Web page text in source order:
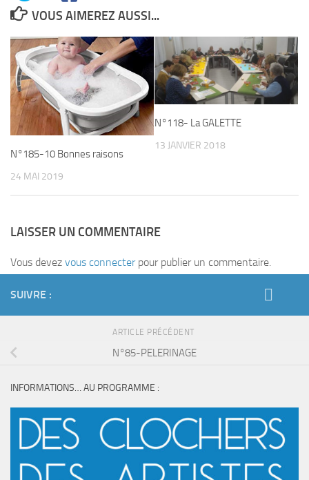
VOUS AIMEREZ AUSSI...
N°185-10 Bonnes raisons
24 MAI 2019
N°118- La GALETTE
13 JANVIER 2018
LAISSER UN COMMENTAIRE
Vous devez vous connecterpour publier un commentaire.
SUIVRE :
ARTICLE PRÉCÉDENT
N°85-PELERINAGE
INFORMATIONS… AU PROGRAMME :